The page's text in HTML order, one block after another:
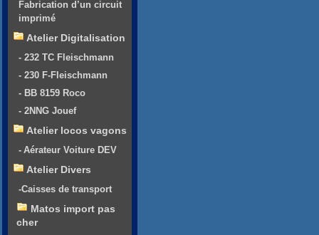
Fabrication d’un circuit
imprimé
Atelier Digitalisation
- 232 TC Fleischmann
- 230 F-Fleischmann
- BB 8159 Roco
- 2NNG Jouef
Atelier locos vagons
- Aérateur Voiture DEV
Atelier Divers
-Caisses de transport
Matos import pas
cher